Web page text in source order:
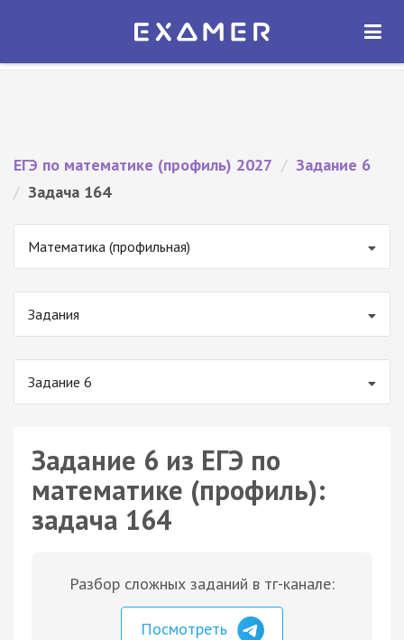
Экзамер — ЕГЭ 2027
ОТКРЫТЬ
ЕГЭ по математике (профиль) 2027 / Задание 6
/ Задача 164
Математика (профильная)
Задания
Задание 6
Задание 6 из ЕГЭ по
математике (профиль):
задача 164
Разбор сложных заданий в тг-канале:
Посмотреть